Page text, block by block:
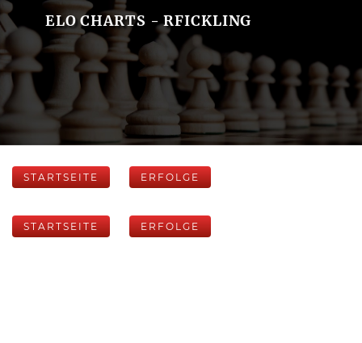
ELO CHARTS - RFICKLING
STARTSEITE ERFOLGE
STARTSEITE ERFOLGE